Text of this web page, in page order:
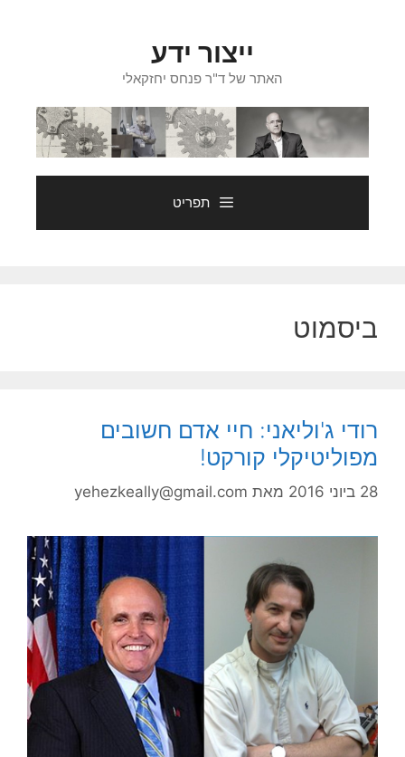
ייצור ידע
האתר של ד"ר פנחס יחזקאלי
תפריט
ביסמוט
רודי ג'וליאני: חיי אדם חשובים
מפוליטיקלי קורקט!
28 ביוני 2016 מאת yehezkeally@gmail.com